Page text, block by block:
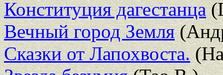
Конституция дагестанца
Вечный город Земля
Сказки от Лапохвоста.